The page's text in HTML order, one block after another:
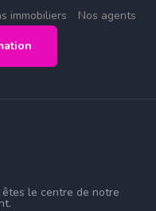
immobiliers
Nos agents
le centre de notre